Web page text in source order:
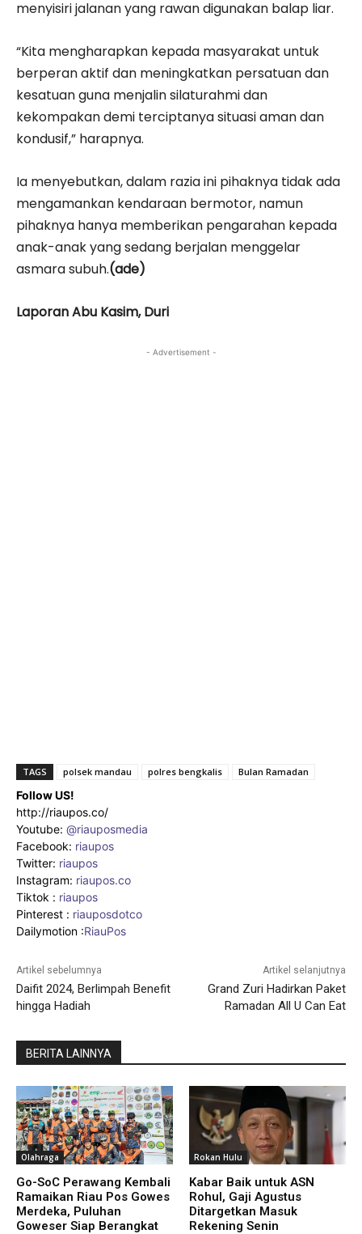
menyisiri jalanan yang rawan digunakan balap liar.
“Kita mengharapkan kepada masyarakat untuk
berperan aktif dan meningkatkan persatuan dan
kesatuan guna menjalin silaturahmi dan
kekompakan demi terciptanya situasi aman dan
kondusif,” harapnya.
Ia menyebutkan, dalam razia ini pihaknya tidak ada
mengamankan kendaraan bermotor, namun
pihaknya hanya memberikan pengarahan kepada
anak-anak yang sedang berjalan menggelar
asmara subuh.(ade)
Laporan Abu Kasim, Duri
- Advertisement -
TAGS polsek mandau polres bengkalis Bulan Ramadan
Follow US!
http://riaupos.co/
Youtube: @riauposmedia
Facebook: riaupos
Twitter: riaupos
Instagram: riaupos.co
Tiktok : riaupos
Pinterest : riauposdotco
Dailymotion :RiauPos
Artikel sebelumnya
Daifit 2024, Berlimpah Benefit
hingga Hadiah
Artikel selanjutnya
Grand Zuri Hadirkan Paket
Ramadan All U Can Eat
BERITA LAINNYA
Olahraga
Go-SoC Perawang Kembali
Ramaikan Riau Pos Gowes
Merdeka, Puluhan
Goweser Siap Berangkat
Rokan Hulu
Kabar Baik untuk ASN
Rohul, Gaji Agustus
Ditargetkan Masuk
Rekening Senin